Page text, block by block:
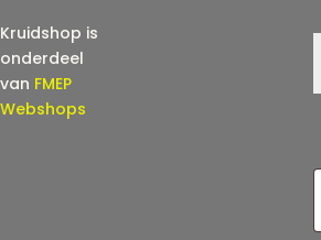
Kruidshop is
onderdeel
van FMEP
Webshops